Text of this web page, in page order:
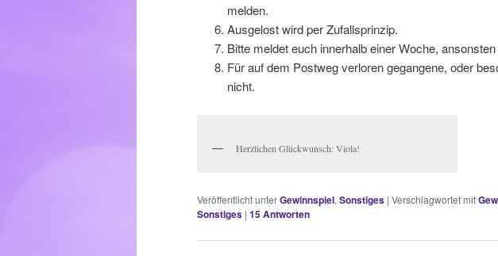
melden.
Ausgelost wird per Zufallsprinzip.
Bitte meldet euch innerhalb einer Woche,
Für auf dem Postweg verloren gegangene, oder
nicht.
Herzlichen Glückwunsch: Viola!
Veröffentlicht unterGewinnspiel, Sonstiges | Verschlagwortet mit
Sonstiges | 15Antworten